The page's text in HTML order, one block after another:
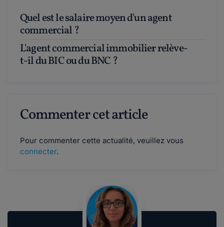
Quel est le salaire moyen d'un agent
commercial ?
L'agent commercial immobilier relève-
t-il du BIC ou du BNC ?
Commenter cet article
Pour commenter cette actualité, veuillez vous
connecter.